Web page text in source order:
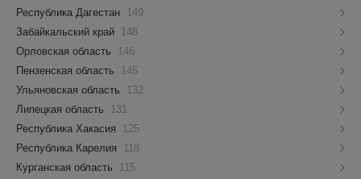
Республика Дагестан 149
Забайкальский край 148
Орловская область
146
Пензенская область
145
Ульяновская область
132
Липецкая область
131
Республика Хакасия
125
Республика Карелия
118
Курганская область
115